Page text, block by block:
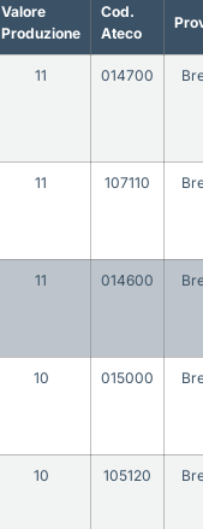
Valore
Produzione
Cod.
Ateco
11 014700
11 107110
11 014600
10 015000
10 105120